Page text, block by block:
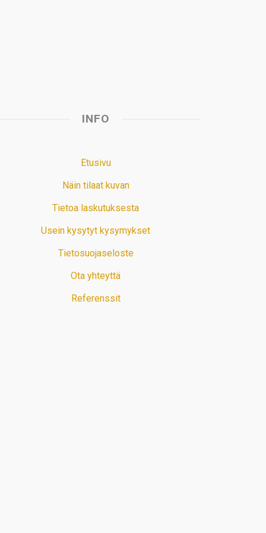
INFO
Etusivu
Näin tilaat kuvan
Tietoa laskutuksesta
Usein kysytyt kysymykset
Tietosuojaseloste
Ota yhteyttä
Referenssit